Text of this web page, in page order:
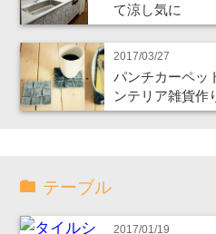
て涼し気に
2017/03/27
パンチカーペッ
ンテリア雑貨作
テーブル
2017/01/19